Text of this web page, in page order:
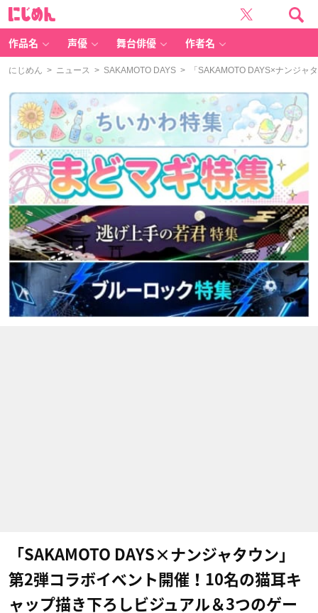
作品名 声優 舞台俳優 作者名
にじめん > ニュース > SAKAMOTO DAYS > 「SAKAMOTO DAYS×ナンジャ
「SAKAMOTO DAYS×ナンジャタウン」
第2弾コラボイベント開催！10名の猫耳キ
ャップ描き下ろしビジュアル＆3つのゲー